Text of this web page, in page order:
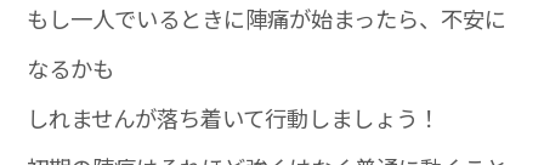
もし一人でいるときに陣痛が始まったら、不安に
なるかも
しれませんが落ち着いて行動しましょう！